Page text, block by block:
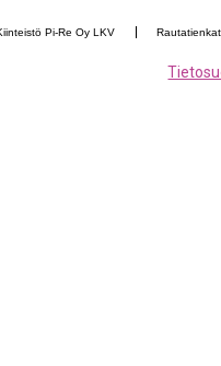
Pi-Re Oy LKV